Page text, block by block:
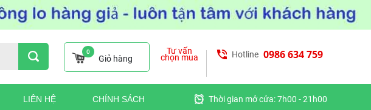
0
Giỏ hàng
Tư vấn
chọn mua Hotline 0986 634 759
LIÊN HỆ CHÍNH SÁCH Thời gian mở cửa: 7h00 - 21h00